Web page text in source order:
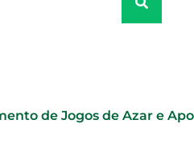
de Jogos de Azar e